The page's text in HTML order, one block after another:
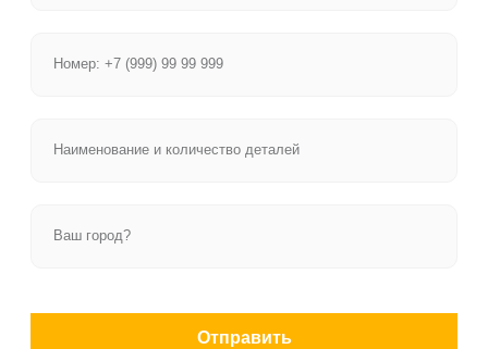
Отправить